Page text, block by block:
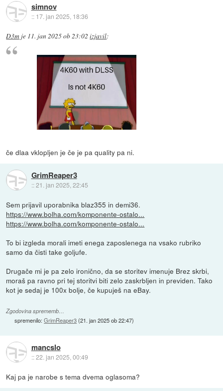
simnov
:: 17. jan 2025, 18:36
D3m je 11. jan 2025 ob 23:02 izjavil:
če dlaa vklopljen je če je pa quality pa ni.
GrimReaper3
::21. jan 2025, 22:45
Sem prijavil uporabnika blaz355 in demi36.
https://www.bolha.com/komponente-ostalo...
https://www.bolha.com/komponente-ostalo...
To bi izgleda morali imeti enega zaposlenega na vsako rubriko
samo da čisti take goljufe.
Drugače mi je pa zelo ironično, da se storitev imenuje Brez skrbi,
moraš pa ravno pri tej storitvi biti zelo zaskrbljen in previden. Tako
kot je sedaj je 100x bolje, če kupuješ na eBay.
Zgodovina sprememb…
spremenilo:GrimReaper3(21. jan 2025 ob 22:47)
mancslo
::22. jan 2025, 00:49
Kaj pa je narobe s tema dvema oglasoma?